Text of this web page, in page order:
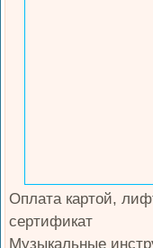
Оплата картой,
сертификат
Музыкальные